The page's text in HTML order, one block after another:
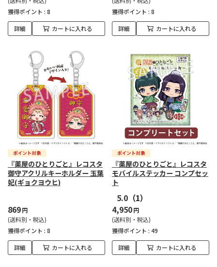
獲得ポイント : 8
詳細 カートに入れる
獲得ポイント : 8
詳細 カートに入れる
『薬屋のひとりごと』レコスタ
御守アクリルキーホルダー 玉葉
妃(ギョクヨウヒ)
869円
(送料別・税込)
獲得ポイント : 8
詳細 カートに入れる
『薬屋のひとりごと』レコスタ
モバイルステッカー コンプセッ
ト
5.0 （1）
4,950円
(送料別・税込)
獲得ポイント : 49
詳細 カートに入れる